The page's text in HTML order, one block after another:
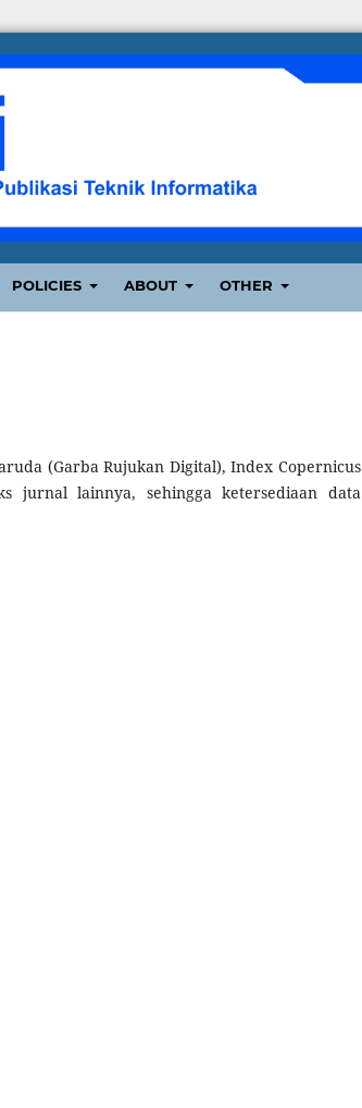
POLICIES ABOUT OTHER
(Garba Rujukan Digital), Index Copernicus
jurnal lainnya, sehingga ketersediaan data